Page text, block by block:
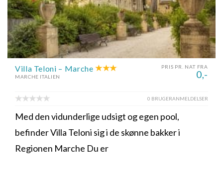
PRIS PR. NAT FRA
0,-
Villa Teloni – Marche
MARCHE ITALIEN
0 BRUGERANMELDELSER
Med den vidunderlige udsigt og egen pool,
befinder Villa Teloni sig i de skønne bakker i
Regionen Marche Du er